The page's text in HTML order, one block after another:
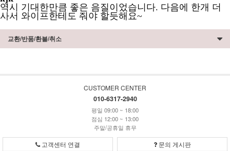
역시 기대한만큼 좋은 음질이었습니다. 다음에 한개 더
사서 와이프한테도 줘야 할듯해요~
교환/반품/환불/취소
CUSTOMER CENTER
010-6317-2940
평일 09:00 ~ 18:00
점심 12:00 ~ 13:00
주말/공휴일 휴무
고객센터 연결 문의 게시판